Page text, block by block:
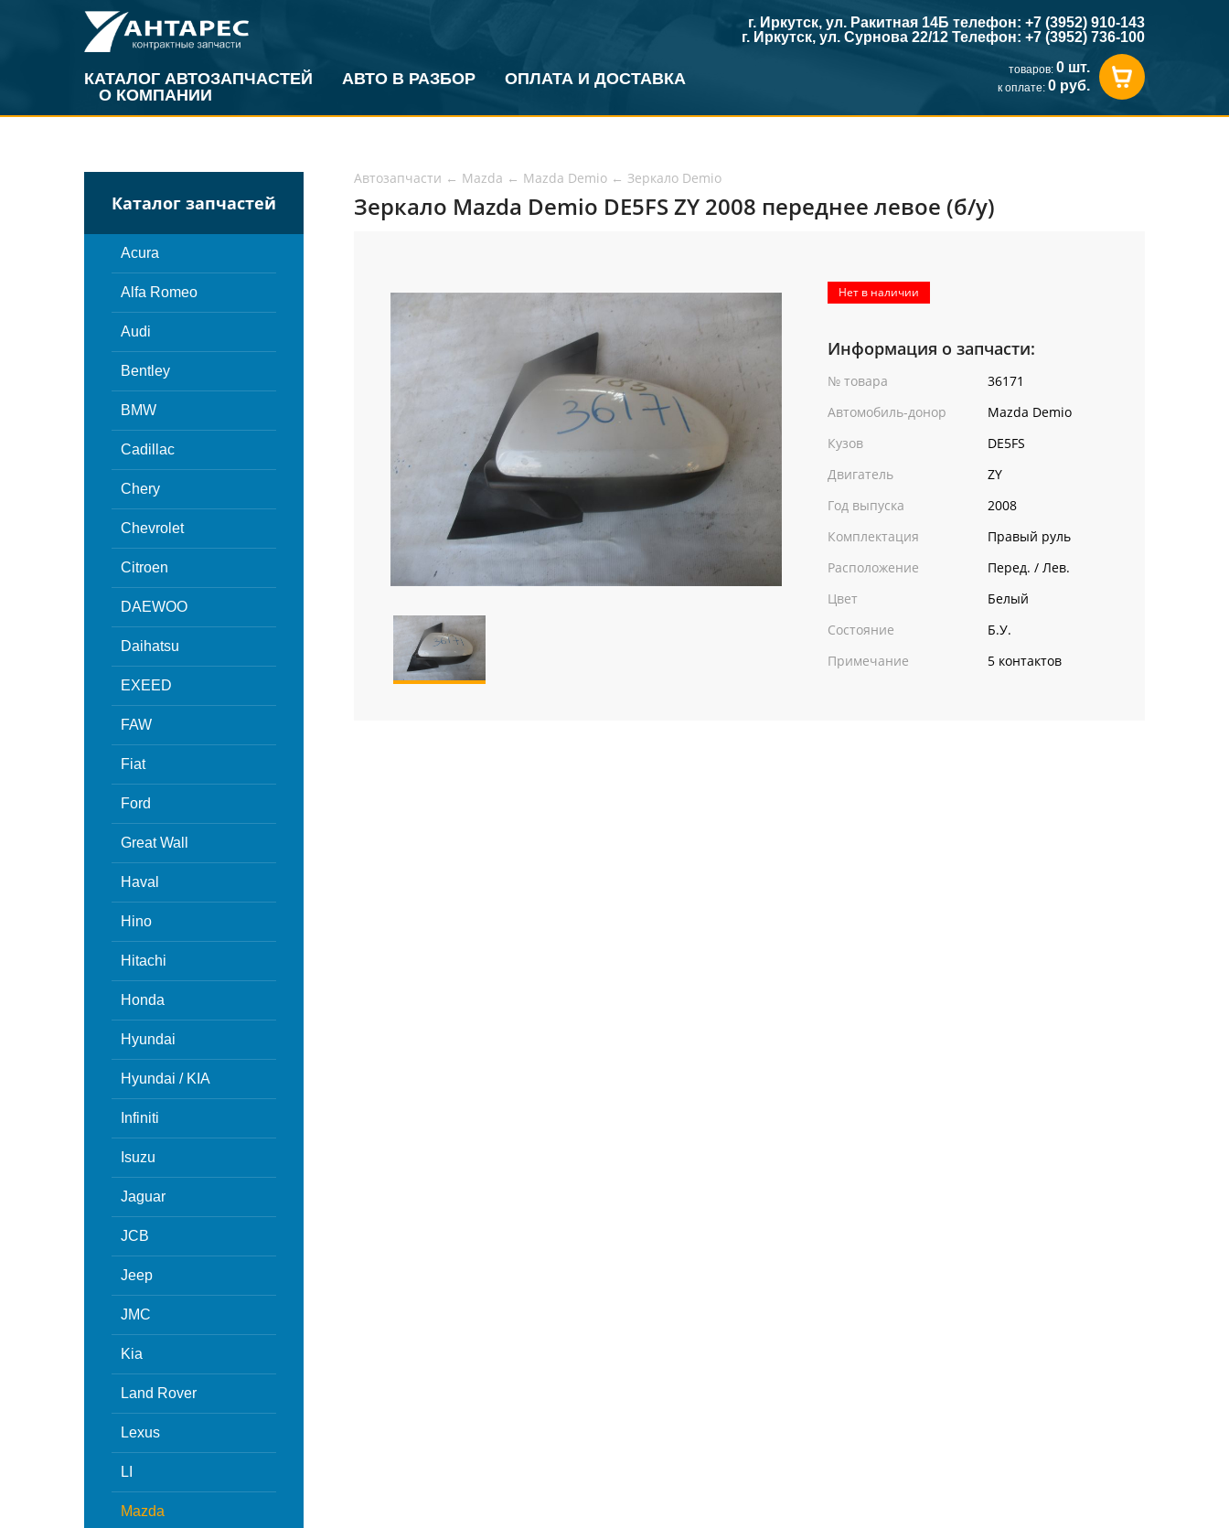
КАТАЛОГ АВТОЗАПЧАСТЕЙ АВТО В РАЗБОР
ОПЛАТА И ДОСТАВКА
О КОМПАНИИ
г. Иркутск, ул. Ракитная 14Б телефон: +7 (3952) 910-143
г. Иркутск, ул. Сурнова 22/12 Телефон: +7 (3952) 736-100
товаров: 0 шт.
к оплате: 0 руб.
Каталог запчастей
Acura
Alfa Romeo
Audi
Bentley
BMW
Cadillac
Chery
Chevrolet
Citroen
DAEWOO
Daihatsu
EXEED
FAW
Fiat
Ford
Great Wall
Haval
Hino
Hitachi
Honda
Hyundai
Hyundai / KIA
Infiniti
Isuzu
Jaguar
JCB
Jeep
JMC
Kia
Land Rover
Lexus
LI
Mazda
Автозапчасти ← Mazda ← Mazda Demio ← Зеркало Demio
Зеркало Mazda Demio DE5FS ZY 2008 переднее левое (б/у)
Нет в наличии
Информация о запчасти:
№ товара
36171
Автомобиль-донор
Mazda Demio
Кузов
DE5FS
Двигатель
ZY
Год выпуска
2008
Комплектация
Правый руль
Расположение
Перед. / Лев.
Цвет
Белый
Состояние
Б.У.
Примечание
5 контактов